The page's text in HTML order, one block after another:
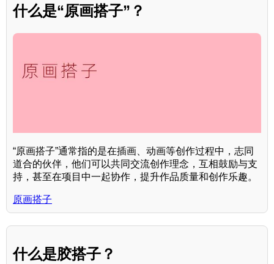
什么是“原画搭子”？
“原画搭子”通常指的是在插画、动画等创作过程中，志同
道合的伙伴，他们可以共同交流创作理念，互相鼓励与支
持，甚至在项目中一起协作，提升作品质量和创作乐趣。
原画搭子
什么是胶搭子？